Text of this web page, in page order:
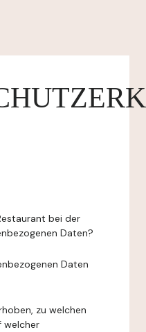
bei der
Daten?
Daten
zu welchen
welcher